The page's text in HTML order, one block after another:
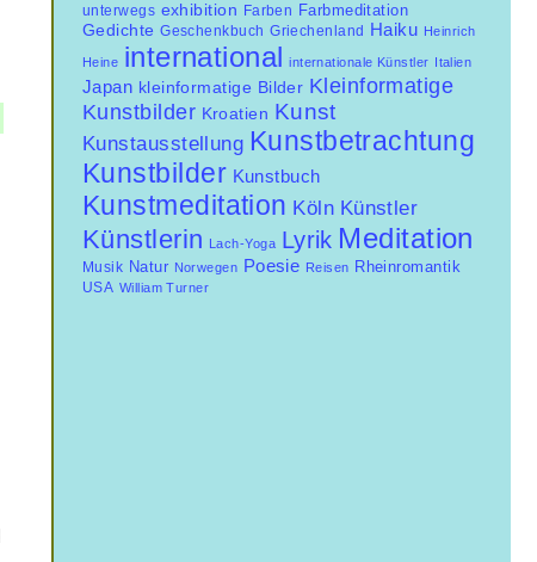
unterwegs exhibition Farben Farbmeditation
Gedichte Geschenkbuch Griechenland Haiku Heinrich
Heine international internationale Künstler Italien
Japan kleinformatige Bilder Kleinformatige
Kunstbilder Kroatien Kunst
Kunstausstellung Kunstbetrachtung
Kunstbilder Kunstbuch
Kunstmeditation Köln Künstler
Künstlerin Lach-Yoga Lyrik Meditation
Musik Natur Norwegen Poesie Reisen Rheinromantik
USA William Turner